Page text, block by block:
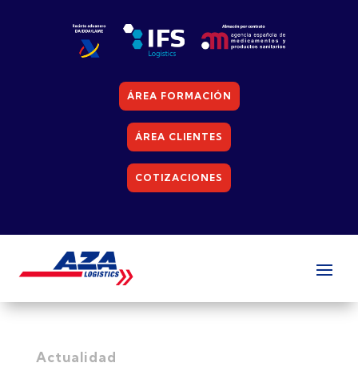
ÁREA FORMACIÓN
ÁREA CLIENTES
COTIZACIONES
Actualidad